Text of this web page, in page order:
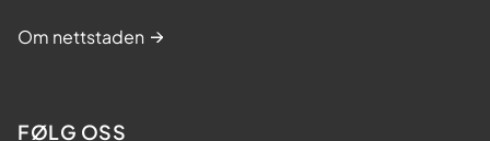
Om nettstaden
FØLG OSS